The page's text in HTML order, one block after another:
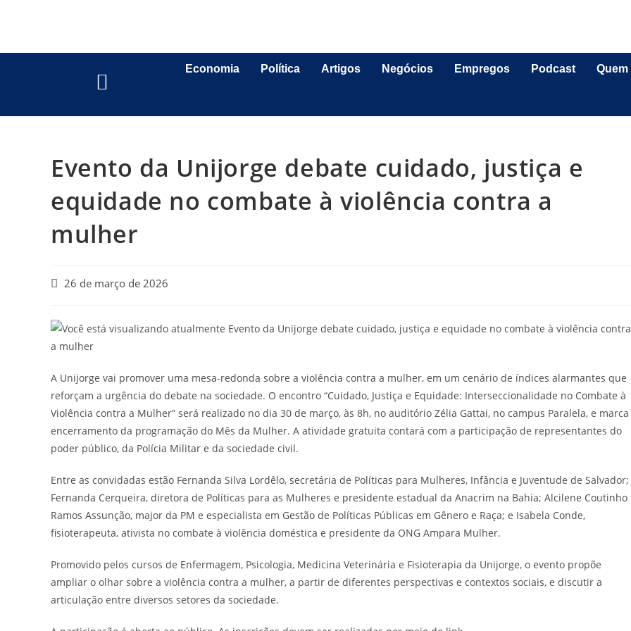
Economia Política Artigos Negócios Empregos Podcast
Evento da Unijorge debate cuidado, justiça e
equidade no combate à violência contra a
mulher
26 de março de 2026
A Unijorge vai promover uma mesa-redonda sobre a violência contra a mulher, em um cenário de índices alarmantes que
reforçam a urgência do debate na sociedade. O encontro “Cuidado, Justiça e Equidade: Interseccionalidade no Combate à
Violência contra a Mulher” será realizado no dia 30 de março, às 8h, no auditório Zélia Gattai, no campus Paralela, e marca
encerramento da programação do Mês da Mulher. A atividade gratuita contará com a participação de representantes do
poder público, da Polícia Militar e da sociedade civil.
Entre as convidadas estão Fernanda Silva Lordêlo, secretária de Políticas para Mulheres, Infância e Juventude de Salvador;
Fernanda Cerqueira, diretora de Políticas para as Mulheres e presidente estadual da Anacrim na Bahia; Alcilene Coutinho
Ramos Assunção, major da PM e especialista em Gestão de Políticas Públicas em Gênero e Raça; e Isabela Conde,
fisioterapeuta, ativista no combate à violência doméstica e presidente da ONG Ampara Mulher.
Promovido pelos cursos de Enfermagem, Psicologia, Medicina Veterinária e Fisioterapia da Unijorge, o evento propõe
ampliar o olhar sobre a violência contra a mulher, a partir de diferentes perspectivas e contextos sociais, e discutir a
articulação entre diversos setores da sociedade.